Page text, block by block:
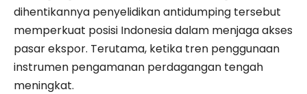
dihentikannya penyelidikan antidumping tersebut
memperkuat posisi Indonesia dalam menjaga akses
pasar ekspor. Terutama, ketika tren penggunaan
instrumen pengamanan perdagangan tengah
meningkat.